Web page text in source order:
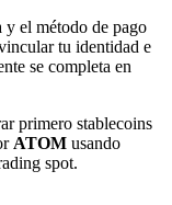
y el método de pago
tu identidad e
se completa en
primero stablecoins
ATOM usando
spot.